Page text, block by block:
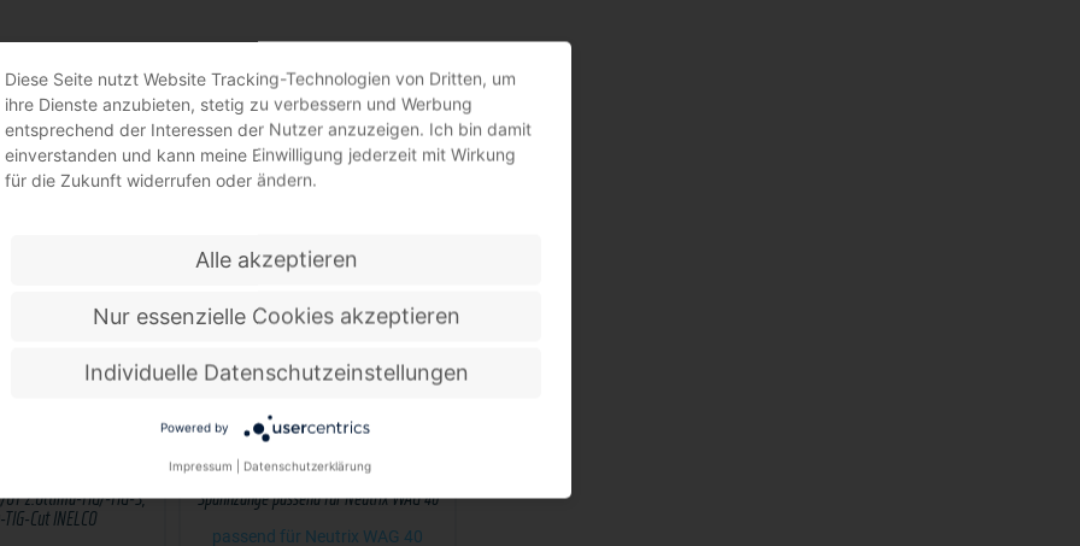
(SCHWEISSEN)
UT z.Ultima-TIG/-TIG-S,
Cut INELCO
Spannzange passend für Neutrix WAG 40
passend für Neutrix WAG 40
Diese Seite nutzt Website Tracking-Technologien von Dritten, um
ihre Dienste anzubieten, stetig zu verbessern und Werbung
entsprechend der Interessen der Nutzer anzuzeigen. Ich bin damit
einverstanden und kann meine Einwilligung jederzeit mit Wirkung
für die Zukunft widerrufen oder ändern.
Alle akzeptieren
Nur essenzielle Cookies akzeptieren
Individuelle Datenschutzeinstellungen
Powered by
Impressum Datenschutzerklärung